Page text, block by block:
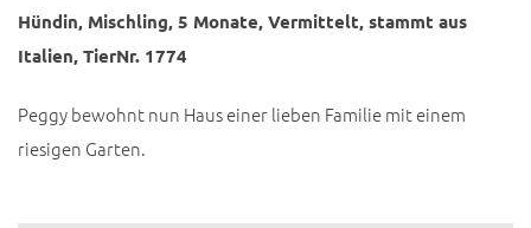
Hündin, Mischling, 5 Monate, Vermittelt, stammt aus
Italien, TierNr. 1774
Peggy bewohnt nun Haus einer lieben Familie mit einem
riesigen Garten.